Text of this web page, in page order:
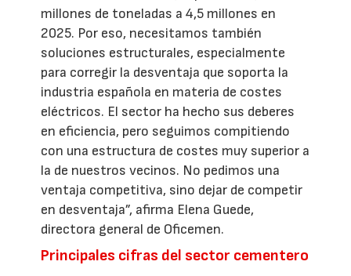
millones de toneladas a 4,5 millones en
2025. Por eso, necesitamos también
soluciones estructurales, especialmente
para corregir la desventaja que soporta la
industria española en materia de costes
eléctricos. El sector ha hecho sus deberes
en eficiencia, pero seguimos compitiendo
con una estructura de costes muy superior a
la de nuestros vecinos. No pedimos una
ventaja competitiva, sino dejar de competir
en desventaja”, afirma Elena Guede,
directora general de Oficemen.
Principales cifras del sector cementero